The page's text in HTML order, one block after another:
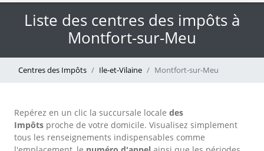
Liste des centres des impôts à
Montfort-sur-Meu
Centres des Impôts Ile-et-Vilaine Montfort-sur-Meu
Repérez en un clic la succursale locale des
Impôts proche de votre domicile. Visualisez simplement
tous les renseignements indispensables comme